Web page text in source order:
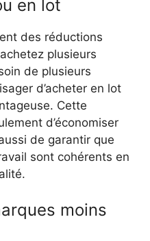
en lot
des réductions
plusieurs
de plusieurs
d’acheter en lot
Cette
d’économiser
de garantir que
sont cohérents en
moins